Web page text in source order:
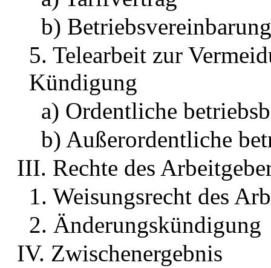
b) Betriebsvereinbarung
5. Telearbeit zur
Kündigung
a) Ordentliche
b) Außerordentliche
III. Rechte des
1. Weisungsrecht des
2. Änderungskündigung
IV. Zwischenergebnis